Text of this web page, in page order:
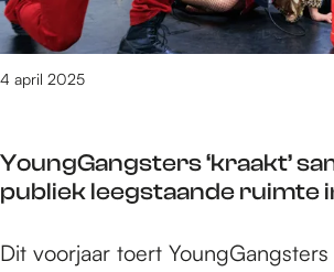
a
a
l
d
e
p
e
t
d
e
s
p
o
p
u
a
r
t
e
n
e
n
t
YoungGangsters ‘kraakt’
publiek leegstaande ruimte
4 april 2025
Y
Dit voorjaar toert